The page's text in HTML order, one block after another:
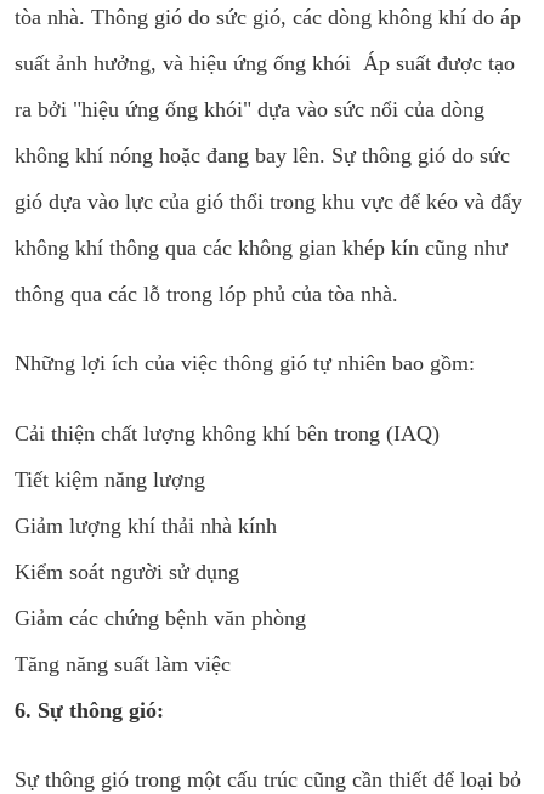
tòa nhà. Thông gió do sức gió, các dòng không khí do áp
suất ảnh hưởng, và hiệu ứng ống khói Áp suất được tạo
ra bởi "hiệu ứng ống khói" dựa vào sức nổi của dòng
không khí nóng hoặc đang bay lên. Sự thông gió do sức
gió dựa vào lực của gió thổi trong khu vực để kéo và đẩy
không khí thông qua các không gian khép kín cũng như
thông qua các lỗ trong lóp phủ của tòa nhà.
Những lợi ích của việc thông gió tự nhiên bao gồm:
Cải thiện chất lượng không khí bên trong (IAQ)
Tiết kiệm năng lượng
Giảm lượng khí thải nhà kính
Kiểm soát người sử dụng
Giảm các chứng bệnh văn phòng
Tăng năng suất làm việc
6. Sự thông gió:
Sự thông gió trong một cấu trúc cũng cần thiết để loại bỏ